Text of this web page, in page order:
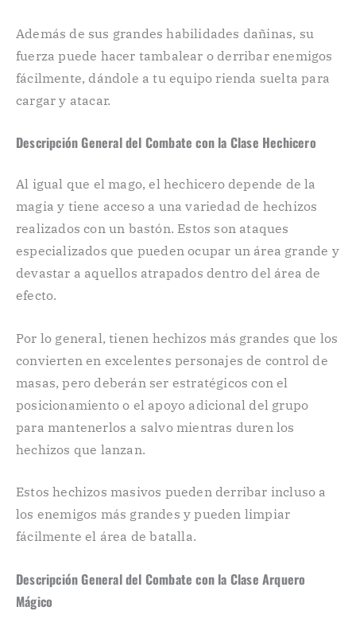
Además de sus grandes habilidades dañinas, su
fuerza puede hacer tambalear o derribar enemigos
fácilmente, dándole a tu equipo rienda suelta para
cargar y atacar.
Descripción General del Combate con la Clase Hechicero
Al igual que el mago, el hechicero depende de la
magia y tiene acceso a una variedad de hechizos
realizados con un bastón. Estos son ataques
especializados que pueden ocupar un área grande y
devastar a aquellos atrapados dentro del área de
efecto.
Por lo general, tienen hechizos más grandes que los
convierten en excelentes personajes de control de
masas, pero deberán ser estratégicos con el
posicionamiento o el apoyo adicional del grupo
para mantenerlos a salvo mientras duren los
hechizos que lanzan.
Estos hechizos masivos pueden derribar incluso a
los enemigos más grandes y pueden limpiar
fácilmente el área de batalla.
Descripción General del Combate con la Clase Arquero
Mágico